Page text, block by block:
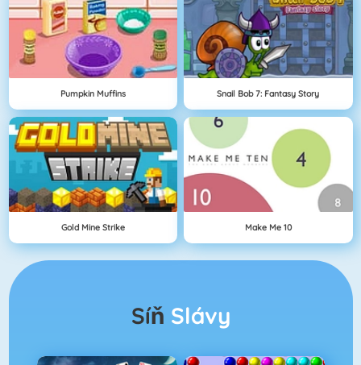
Pumpkin Muffins Snail Bob 7: Fantasy Story
Gold Mine Strike Make Me 10
Síň Slávy